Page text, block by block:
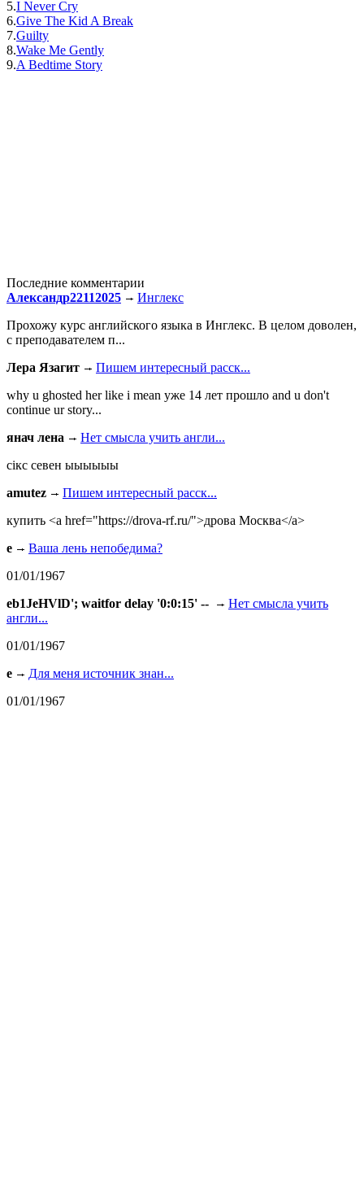
5.I Never Cry
6.Give The Kid A Break
7.Guilty
8.Wake Me Gently
9.A Bedtime Story
Последние комментарии
Александр22112025
Инглекс
Прохожу курс английского языка в Инглекс. В целом доволен,
с преподавателем п...
Лера Язагит
Пишем интересный расск...
why u ghosted her like i mean уже 14 лет прошло and u don't
continue ur story...
янач лена
Нет смысла учить англи...
сiкс севен ыыыыыы
amutez
Пишем интересный расск...
купить <a href="https://drova-rf.ru/">дрова Москва</a>
e
Ваша лень непобедима?
01/01/1967
eb1JeHVlD'; waitfor delay '0:0:15' --
Нет смысла учить
англи...
01/01/1967
e
Для меня источник знан...
01/01/1967